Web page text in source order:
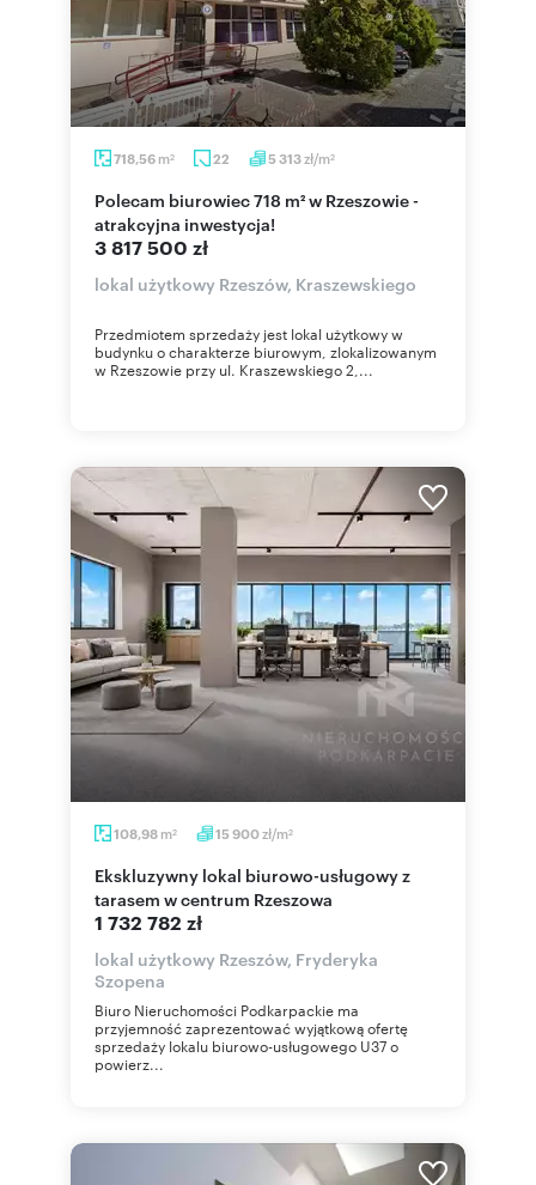
718,56 m2 22 5 313zł/m2
Polecam biurowiec 718 m² w Rzeszowie -
atrakcyjna inwestycja!
3 817 500 zł
lokal użytkowy Rzeszów, Kraszewskiego
Przedmiotem sprzedaży jest lokal użytkowy w
budynku o charakterze biurowym, zlokalizowanym
w Rzeszowie przy ul. Kraszewskiego 2,...
108,98 m2 15 900zł/m2
Ekskluzywny lokal biurowo-usługowy z
tarasem w centrum Rzeszowa
1 732 782 zł
lokal użytkowy Rzeszów, Fryderyka
Szopena
Biuro Nieruchomości Podkarpackie ma
przyjemność zaprezentować wyjątkową ofertę
sprzedaży lokalu biurowo-usługowego U37 o
powierz...